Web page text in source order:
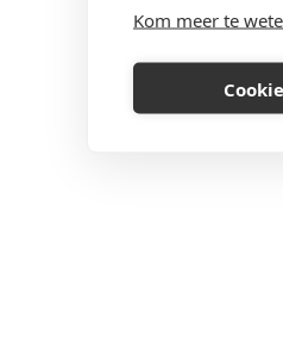
Kom meer te